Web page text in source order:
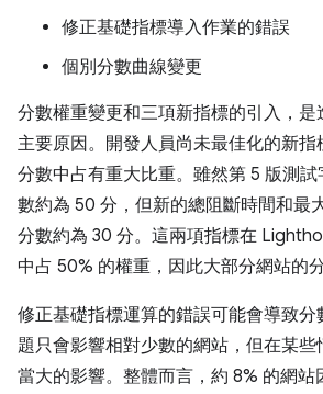
修正基礎指標導入作業的錯誤
個別分數曲線變更
分數權重變更和三項新指標的引入，是
主要原因。開發人員尚未最佳化的新指
分數中占有重大比重。雖然第 5 版測
數約為 50 分，但新的總阻斷時間和最
分數約為 30 分。這兩項指標在
中占 50% 的權重，因此大部分網站的
修正基礎指標運算的錯誤可能會導致分
題只會影響相對少數的網站，但在某
當大的影響。整體而言，約 8% 的網站